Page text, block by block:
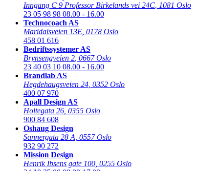
Inngang C 9 Professor Birkelands vei 24C 1081 Oslo
23 05 98 98 08.00 - 16.00
Technocoach AS
Maridalsveien 13E 0178 Oslo
458 01 616
Bedriftssystemer AS
Brynsengveien 2 0667 Oslo
23 40 03 10 08.00 - 16.00
Brandlab AS
Hegdehaugsveien 24 0352 Oslo
400 07 970
Apall Design AS
Holtegata 26 0355 Oslo
900 84 608
Oshaug Design
Sannergata 28 A 0557 Oslo
932 90 272
Mission Design
Henrik Ibsens gate 100 0255 Oslo